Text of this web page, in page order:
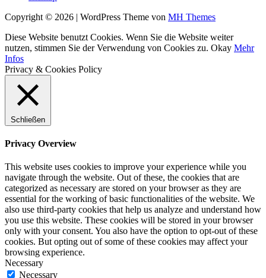
Copyright © 2026 | WordPress Theme von MH Themes
Diese Website benutzt Cookies. Wenn Sie die Website weiter
nutzen, stimmen Sie der Verwendung von Cookies zu. Okay Mehr
Infos
Privacy & Cookies Policy
Schließen
Privacy Overview
This website uses cookies to improve your experience while you
navigate through the website. Out of these, the cookies that are
categorized as necessary are stored on your browser as they are
essential for the working of basic functionalities of the website. We
also use third-party cookies that help us analyze and understand how
you use this website. These cookies will be stored in your browser
only with your consent. You also have the option to opt-out of these
cookies. But opting out of some of these cookies may affect your
browsing experience.
Necessary
Necessary